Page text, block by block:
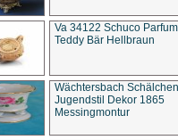
Va 34122 Schuco
Teddy Bär Hellbraun
Wächtersbach Schälchen
Jugendstil Dekor 1865
Messingmontur